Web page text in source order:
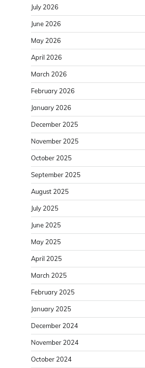
July 2026
June 2026
May 2026
April 2026
March 2026
February 2026
January 2026
December 2025
November 2025
October 2025
September 2025
August 2025
July 2025
June 2025
May 2025
April 2025
March 2025
February 2025
January 2025
December 2024
November 2024
October 2024